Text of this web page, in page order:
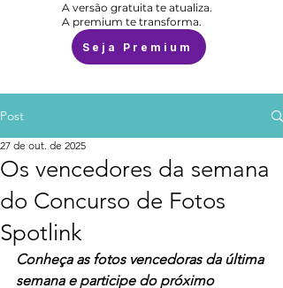
A versão gratuita te atualiza.
A premium te transforma.
Seja Premium
Post
Os vencedores da semana
do Concurso de Fotos
Spotlink
27 de out. de 2025
Conheça as fotos vencedoras da última
semana e participe do próximo